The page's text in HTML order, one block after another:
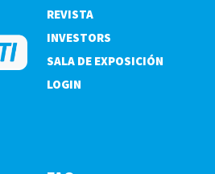
REVISTA
INVESTORS
SALA DE EXPOSICIÓN
LOGIN